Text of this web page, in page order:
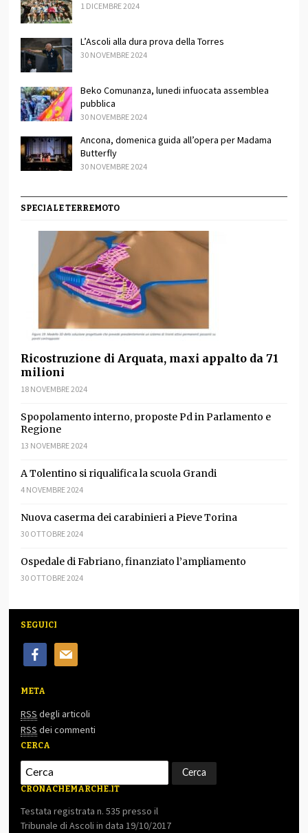
1 DICEMBRE 2024
L’Ascoli alla dura prova della Torres
30 NOVEMBRE 2024
Beko Comunanza, lunedi infuocata assemblea
pubblica
30 NOVEMBRE 2024
Ancona, domenica guida all’opera per Madama
Butterfly
30 NOVEMBRE 2024
SPECIALE TERREMOTO
Ricostruzione di Arquata, maxi appalto da 71
milioni
18 NOVEMBRE 2024
Spopolamento interno, proposte Pd in Parlamento e
Regione
13 NOVEMBRE 2024
A Tolentino si riqualifica la scuola Grandi
4 NOVEMBRE 2024
Nuova caserma dei carabinieri a Pieve Torina
30 OTTOBRE 2024
Ospedale di Fabriano, finanziato l’ampliamento
30 OTTOBRE 2024
SEGUICI
facebookmail
META
RSS degli articoli
RSS dei commenti
CERCA
CRONACHEMARCHE.IT
Testata registrata n. 535 presso il
Tribunale di Ascoli in data 19/10/2017